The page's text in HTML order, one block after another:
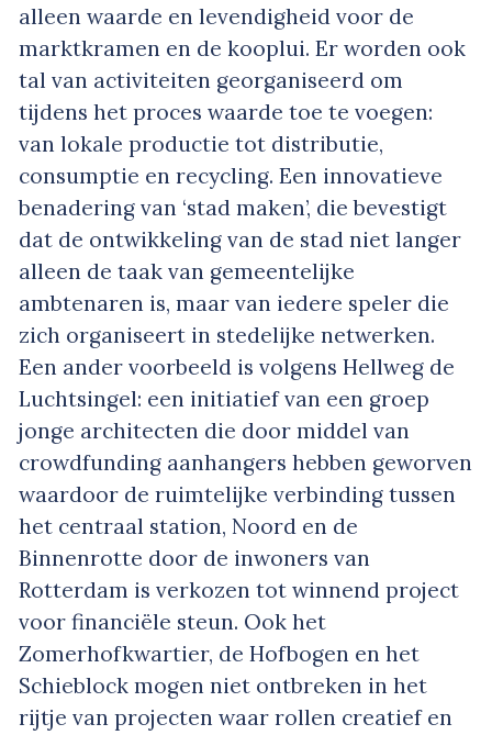
alleen waarde en levendigheid voor de
marktkramen en de kooplui. Er worden ook
tal van activiteiten georganiseerd om
tijdens het proces waarde toe te voegen:
van lokale productie tot distributie,
consumptie en recycling. Een innovatieve
benadering van ‘stad maken’, die bevestigt
dat de ontwikkeling van de stad niet langer
alleen de taak van gemeentelijke
ambtenaren is, maar van iedere speler die
zich organiseert in stedelijke netwerken.
Een ander voorbeeld is volgens Hellweg de
Luchtsingel: een initiatief van een groep
jonge architecten die door middel van
crowdfunding aanhangers hebben geworven
waardoor de ruimtelijke verbinding tussen
het centraal station, Noord en de
Binnenrotte door de inwoners van
Rotterdam is verkozen tot winnend project
voor financiële steun. Ook het
Zomerhofkwartier, de Hofbogen en het
Schieblock mogen niet ontbreken in het
rijtje van projecten waar rollen creatief en